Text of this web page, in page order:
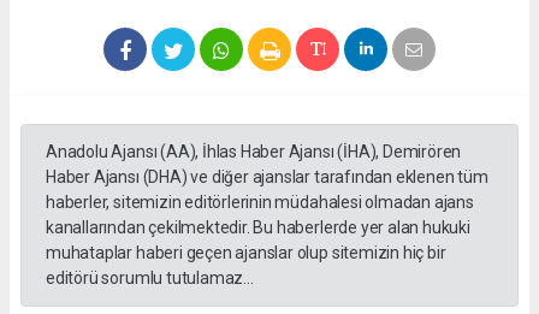
Anadolu Ajansı (AA), İhlas Haber Ajansı (İHA), Demirören
Haber Ajansı (DHA) ve diğer ajanslar tarafından eklenen tüm
haberler, sitemizin editörlerinin müdahalesi olmadan ajans
kanallarından çekilmektedir. Bu haberlerde yer alan hukuki
muhataplar haberi geçen ajanslar olup sitemizin hiç bir
editörü sorumlu tutulamaz...